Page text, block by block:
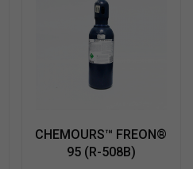
CHEMOURS™ FREON®
95 (R-508B)